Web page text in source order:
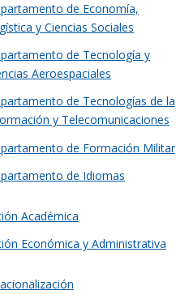
de Economía,
y Ciencias Sociales
de Tecnología y
Aeroespaciales
de Tecnologías de la
y Telecomunicaciones
de Formación Militar
de Idiomas
Académica
Económica y Administrativa